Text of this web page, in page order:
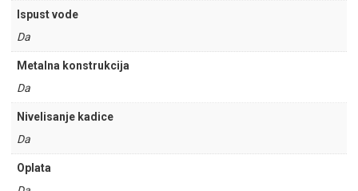
Ispust vode
Da
Metalna konstrukcija
Da
Nivelisanje kadice
Da
Oplata